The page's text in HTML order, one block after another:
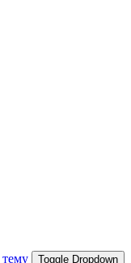
тему Toggle Dropdown